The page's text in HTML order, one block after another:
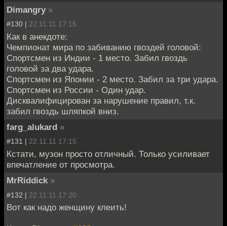
Dimangry »
#130 | 22.11.11 17:15
Как в анекдоте:
Чемпионат мира по забиванию гвоздей головой:
Спортсмен из Индии - 1 место. Забил гвоздь
головой за два удара.
Спортсмен из Японии - 2 место. Забил за три удара.
Спортсмен из России - Один удар.
Дисквалифицирован за нарушение правил, т.к.
забил гвоздь шляпкой вниз.
farg_alukard »
#131 | 22.11.11 17:15
Кстати, музон просто отличный. Только усиливает
впечатление от просмотра.
MrRiddick »
#132 | 22.11.11 17:20
Вот как надо женщину клеить!